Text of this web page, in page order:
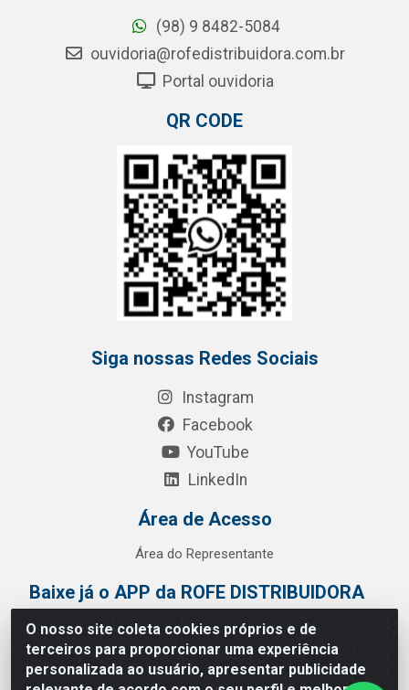
O nosso site coleta cookies próprios e de
terceiros para proporcionar uma experiência
personalizada ao usuário, apresentar publicidade
(98) 9 8482-5084
ouvidoria@rofedistribuidora.com.br
Portal ouvidoria
QR CODE
Siga nossas Redes Sociais
Instagram
Facebook
YouTube
LinkedIn
Área de Acesso
Área do Representante
Baixe já o APP da ROFE DISTRIBUIDORA